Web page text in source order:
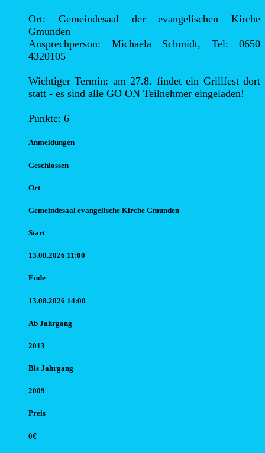
Ort: Gemeindesaal der evangelischen Kirche
Gmunden
Ansprechperson: Michaela Schmidt, Tel: 0650
4320105
Wichtiger Termin: am 27.8. findet ein Grillfest dort
statt - es sind alle GO ON Teilnehmer eingeladen!
Punkte: 6
Anmeldungen
Geschlossen
Ort
Gemeindesaal evangelische Kirche Gmunden
Start
13.08.2026 11:00
Ende
13.08.2026 14:00
Ab Jahrgang
2013
Bis Jahrgang
2009
Preis
0€